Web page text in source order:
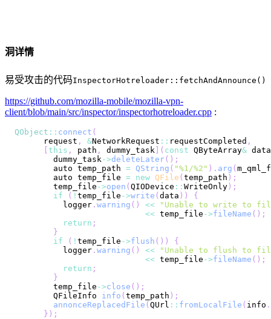
洞详情
易受攻击的代码InspectorHotreloader::fetchAndAnnounce()
https://github.com/mozilla-mobile/mozilla-vpn-
client/blob/main/src/inspector/inspectorhotreloader.cpp :
QObject : : connect (
      request
, &NetworkRequest : : requestCompleted ,
[ this , path , dummy_task ] ( const QByteArray& data
        dummy_task
->deleteLater( ) ;
        auto temp_path
= QString ( "%1/%2" ) . arg (
        auto temp_file
= new QFile (temp_path ) ;
        temp_file
->open (QIODevice : : WriteOnly) ;
if
( ! temp_file ->write (data ) )
{
          logger
. warning ( ) <<
"Unable to write to
<< temp_file ->fileName ( ) ;
return ;
}
if
( ! temp_file ->flush ( ) )
{
          logger
. warning ( ) <<
"Unable to flush to
<< temp_file ->fileName ( ) ;
return ;
}
        temp_file
->close ( ) ;
QFileInfo
info (temp_path ) ;
annonceReplacedFile (QUrl : : fromLocalFile ( info .
} ) ;